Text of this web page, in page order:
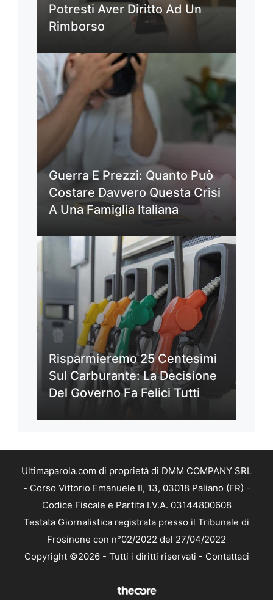
Potresti Aver Diritto Ad Un
Rimborso
Guerra E Prezzi: Quanto Può
Costare Davvero Questa Crisi
A Una Famiglia Italiana
Risparmieremo 25 Centesimi
Sul Carburante: La Decisione
Del Governo Fa Felici Tutti
Ultimaparola.com di proprietà di DMM COMPANY SRL
- Corso Vittorio Emanuele II, 13, 03018 Paliano (FR) -
Codice Fiscale e Partita I.V.A. 03144800608
Testata Giornalistica registrata presso il Tribunale di
Frosinone con n°02/2022 del 27/04/2022
Copyright ©2026 - Tutti i diritti riservati - Contattaci